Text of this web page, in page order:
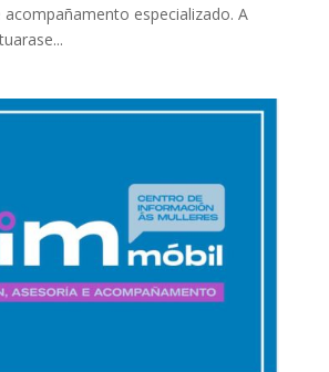
especializado. A